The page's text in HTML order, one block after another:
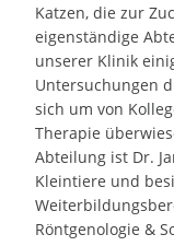
AKTUELLES
KARRIERE
VERANSTALTUNGEN
PUBLIKATIONEN
DOWNLOADS
LEXIKON
KONTAKT
Katzen, die zur
eigenständige
unserer Klinik
Untersuchungen
sich um von
Therapie
Abteilung ist Dr.
Kleintiere und
Röntgenologie &